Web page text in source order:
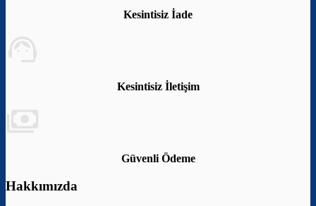
Kesintisiz İade
Kesintisiz İletişim
Güvenli Ödeme
Hakkımızda